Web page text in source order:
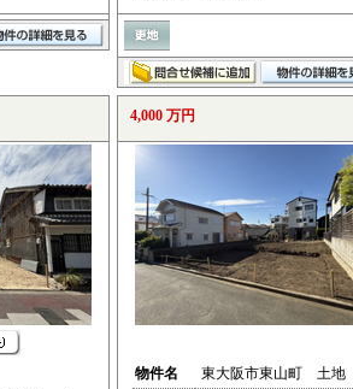
4,000 万円
物件名
東大阪市東山町 土地